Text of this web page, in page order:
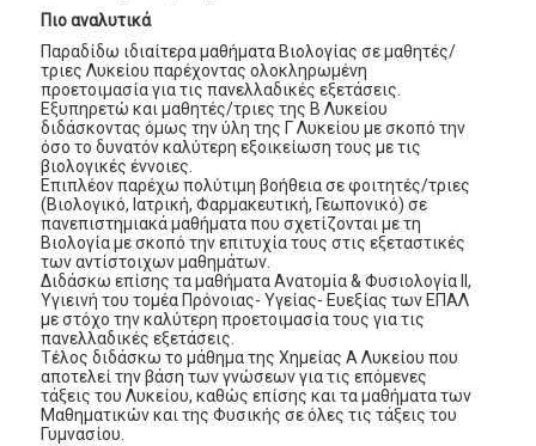
Πιο αναλυτικά
Παραδίδω ιδιαίτερα μαθήματα Βιολογίας σε μαθητές/
τριες Λυκείου παρέχοντας ολοκληρωμένη
προετοιμασία για τις πανελλαδικές εξετάσεις.
Εξυπηρετώ και μαθητές/τριες της Β Λυκείου
διδάσκοντας όμως την ύλη της Γ Λυκείου με σκοπό την
όσο το δυνατόν καλύτερη εξοικείωση τους με τις
βιολογικές έννοιες.
Επιπλέον παρέχω πολύτιμη βοήθεια σε φοιτητές/τριες
(Βιολογικό, Ιατρική, Φαρμακευτική, Γεωπονικό) σε
πανεπιστημιακά μαθήματα που σχετίζονται με τη
Βιολογία με σκοπό την επιτυχία τους στις εξεταστικές
των αντίστοιχων μαθημάτων.
Διδάσκω επίσης τα μαθήματα Ανατομία & Φυσιολογία ΙΙ,
Υγιεινή του τομέα Πρόνοιας- Υγείας- Ευεξίας των ΕΠΑΛ
με στόχο την καλύτερη προετοιμασία τους για τις
πανελλαδικές εξετάσεις.
Τέλος διδάσκω το μάθημα της Χημείας Α Λυκείου που
αποτελεί την βάση των γνώσεων για τις επόμενες
τάξεις του Λυκείου, καθώς επίσης και τα μαθήματα των
Μαθηματικών και της Φυσικής σε όλες τις τάξεις του
Γυμνασίου.